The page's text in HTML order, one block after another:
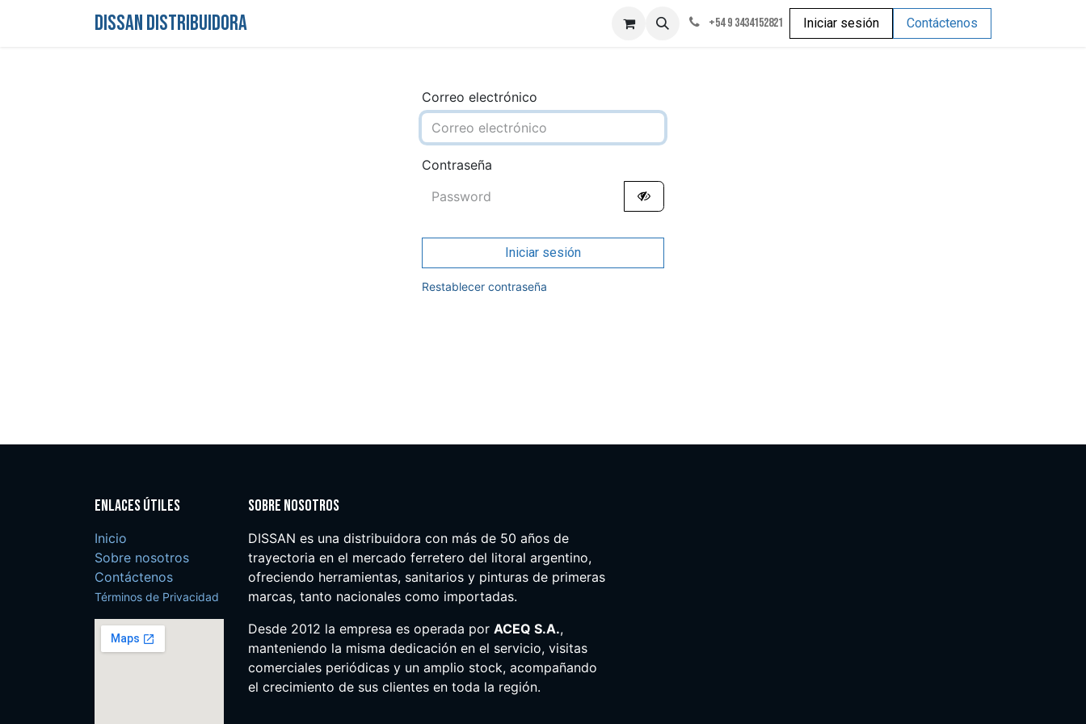
DISSAN DISTRIBUIDORA +54 9 3434152821 Iniciar sesión Contáctenos
Correo electrónico
Contraseña
Iniciar sesión
Restablecer contraseña
Enlaces útiles
Inicio
Sobre nosotros
Contáctenos
Términos de Privacidad
Sobre nosotros
DISSAN es una distribuidora con más de 50 años de
trayectoria en el mercado ferretero del litoral argentino,
ofreciendo herramientas, sanitarios y pinturas de primeras
marcas, tanto nacionales como importadas.
Desde 2012 la empresa es operada por ACEQ S.A.,
manteniendo la misma dedicación en el servicio, visitas
comerciales periódicas y un amplio stock, acompañando
el crecimiento de sus clientes en toda la región.